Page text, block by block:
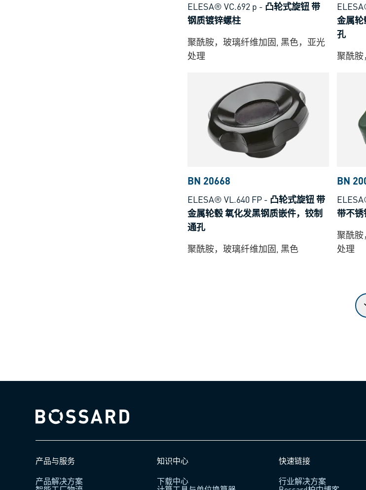
ELESA® VC.692 p - 凸轮式旋钮 带
钢质镀锌螺柱
聚酰胺，玻璃纤维加固, 黑色，亚光
处理
金属轮
孔
聚酰胺
BN 20668
ELESA® VL.640 FP - 凸轮式旋钮 带
金属轮毂 氧化发黑钢质嵌件，铰制
通孔
聚酰胺，玻璃纤维加固, 黑色
BN
带不
聚酰胺
处理
Bossard homepage
产品与服务
产品解决方案
知识中心
下载中心
快速链接
行业解决方案